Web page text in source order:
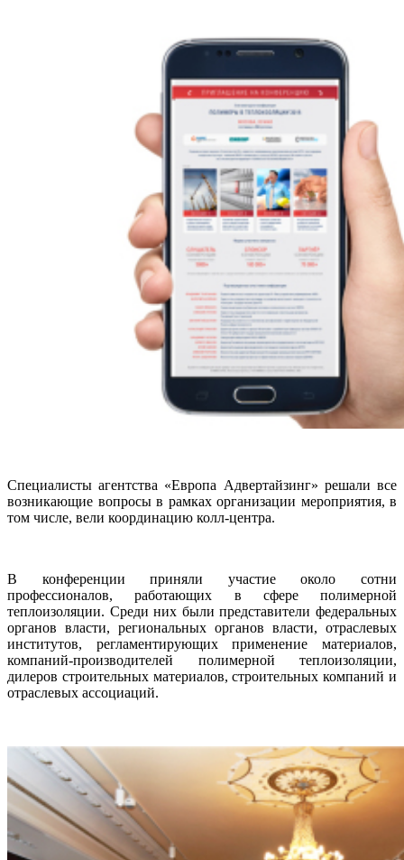
Специалисты агентства «Европа Адвертайзинг» решали все
возникающие вопросы в рамках организации мероприятия, в
том числе, вели координацию колл-центра.
В конференции приняли участие около сотни
профессионалов, работающих в сфере полимерной
теплоизоляции. Среди них были представители федеральных
органов власти, региональных органов власти, отраслевых
институтов, регламентирующих применение материалов,
компаний-производителей полимерной теплоизоляции,
дилеров строительных материалов, строительных компаний и
отраслевых ассоциаций.